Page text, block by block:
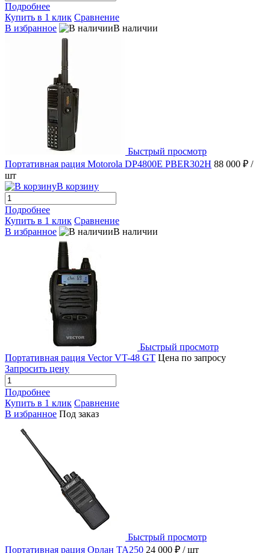
Подробнее
Купить в 1 клик Сравнение
В избранное
В наличии
Быстрый просмотр
Портативная рация Motorola DP4800E PBER302H 88 000 ₽ /
шт
В корзину
Подробнее
Купить в 1 клик Сравнение
В избранное
В наличии
Быстрый просмотр
Портативная рация Vector VT-48 GT Цена по запросу
Запросить цену
Подробнее
Купить в 1 клик Сравнение
В избранное Под заказ
Быстрый просмотр
Портативная рация Орлан ТА250 24 000 ₽ / шт